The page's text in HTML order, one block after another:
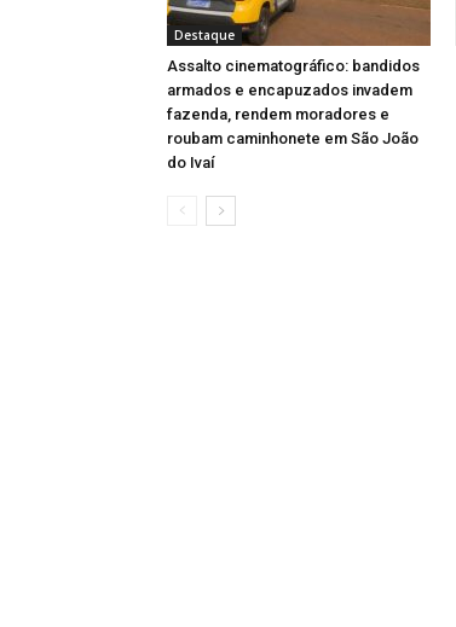
Destaque
Assalto cinematográfico: bandidos
armados e encapuzados invadem
fazenda, rendem moradores e
roubam caminhonete em São João
do Ivaí